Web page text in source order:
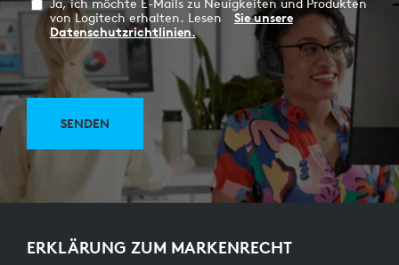
von Logitech erhalten. Lesen
Sie unsere
Datenschutzrichtlinien.
SENDEN
ERKLÄRUNG ZUM MARKENRECHT